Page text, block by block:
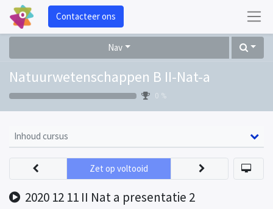
Contacteer ons
Nav
Natuurwetenschappen B II-Nat-a
0 %
Inhoud cursus
2020 12 11 II Nat a presentatie 2
Zet op voltooid